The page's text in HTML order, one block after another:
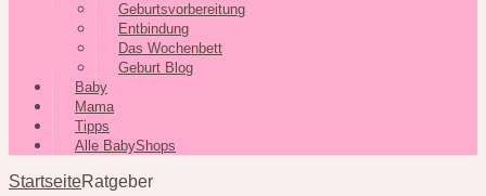
Geburtsvorbereitung
Entbindung
Das Wochenbett
Geburt Blog
Baby
Mama
Tipps
Alle BabyShops
StartseiteRatgeber